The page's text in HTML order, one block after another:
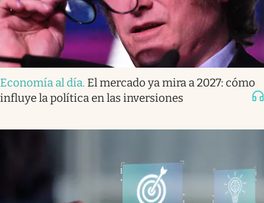
Economía al día. El mercado ya mira a 2027: cómo
influye la política en las inversiones